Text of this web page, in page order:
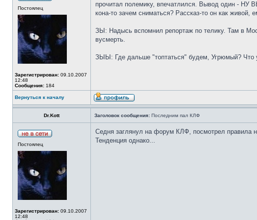
Постоялец
Зарегистрирован: 09.10.2007
12:48
Сообщения: 184
прочитал полемику, впечатлился. Вывод один - НУ
кона-то зачем сниматься? Рассказ-то он как живой,
ЗЫ: Надысь вспомнил репортаж по телику. Там в
вусмерть.
ЗЫЫ: Где дальше "топтаться" будем, Угрюмый? Что
Вернуться к началу
Dr.Kott Заголовок сообщения: Последним пал КЛФ
Постоялец
Зарегистрирован: 09.10.2007
12:48
Седня заглянул на форум КЛФ, посмотрел
Тенденция однако...